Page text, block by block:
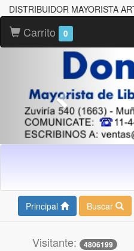
DISTRIBUIDOR MAYORISTA
Carrito 0
Principal Buscar
Visitante: 4806199